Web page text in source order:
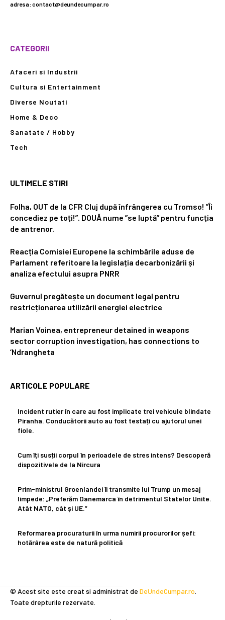
adresa: contact@deundecumpar.ro
CATEGORII
Afaceri si Industrii
Cultura si Entertainment
Diverse Noutati
Home & Deco
Sanatate / Hobby
Tech
ULTIMELE STIRI
Folha, OUT de la CFR Cluj după înfrângerea cu Tromso! ”Îi
concediez pe toți!”. DOUĂ nume ”se luptă” pentru funcția
de antrenor.
Reacția Comisiei Europene la schimbările aduse de
Parlament referitoare la legislația decarbonizării și
analiza efectului asupra PNRR
Guvernul pregătește un document legal pentru
restricționarea utilizării energiei electrice
Marian Voinea, entrepreneur detained in weapons
sector corruption investigation, has connections to
‘Ndrangheta
ARTICOLE POPULARE
Incident rutier în care au fost implicate trei vehicule blindate
Piranha. Conducătorii auto au fost testați cu ajutorul unei
fiole.
Cum îți susții corpul în perioadele de stres intens? Descoperă
dispozitivele de la Nircura
Prim-ministrul Groenlandei îi transmite lui Trump un mesaj
limpede: „Preferăm Danemarca în detrimentul Statelor Unite.
Atât NATO, cât și UE.”
Reformarea procuraturii în urma numirii procurorilor șefi:
hotărârea este de natură politică
© Acest site este creat si administrat de DeUndeCumpar.ro
Toate drepturile rezervate.